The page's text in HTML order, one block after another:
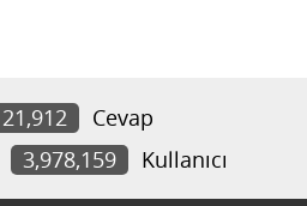
21,912
Cevap
3,978,159 Kullanıcı